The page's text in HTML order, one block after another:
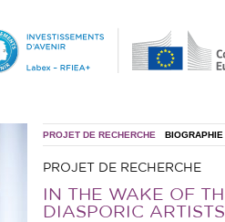
PROJET DE RECHERCHE BIOGRAPHIE
PROJET DE RECHERCHE
IN THE WAKE OF
DIASPORIC